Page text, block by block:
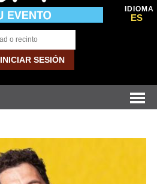
IDIOMA
ES
INICIAR SESIÓN